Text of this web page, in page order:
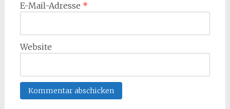
E-Mail-Adresse *
Website